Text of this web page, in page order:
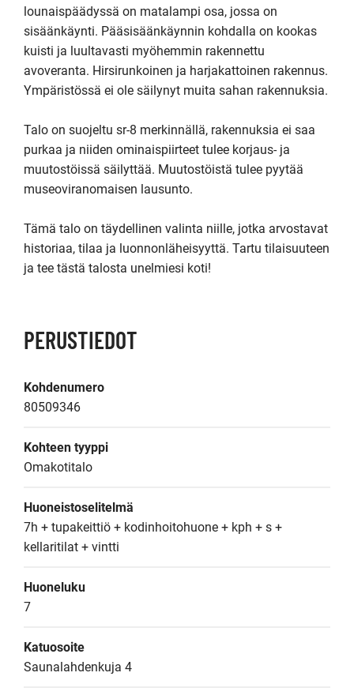
lounaispäädyssä on matalampi osa, jossa on
sisäänkäynti. Pääsisäänkäynnin kohdalla on kookas
kuisti ja luultavasti myöhemmin rakennettu
avoveranta. Hirsirunkoinen ja harjakattoinen rakennus.
Ympäristössä ei ole säilynyt muita sahan rakennuksia.
Talo on suojeltu sr-8 merkinnällä, rakennuksia ei saa
purkaa ja niiden ominaispiirteet tulee korjaus- ja
muutostöissä säilyttää. Muutostöistä tulee pyytää
museoviranomaisen lausunto.
Tämä talo on täydellinen valinta niille, jotka arvostavat
historiaa, tilaa ja luonnonläheisyyttä. Tartu tilaisuuteen
ja tee tästä talosta unelmiesi koti!
PERUSTIEDOT
Kohdenumero
80509346
Kohteen tyyppi
Omakotitalo
Huoneistoselitelmä
7h + tupakeittiö + kodinhoitohuone + kph + s +
kellaritilat + vintti
Huoneluku
7
Katuosoite
Saunalahdenkuja 4